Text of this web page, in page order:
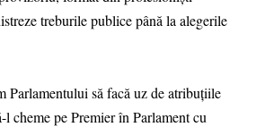
treburile publice până la alegerile
Parlamentului să facă uz de atribuţiile
l cheme pe Premier în Parlament cu